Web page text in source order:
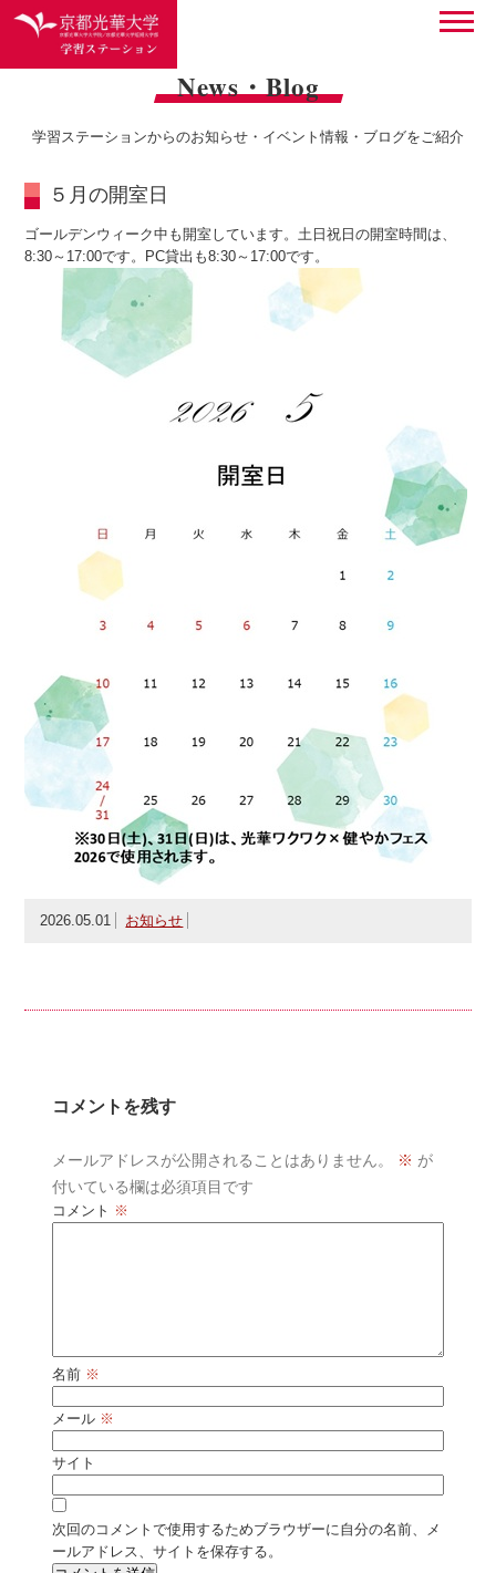
News・Blog
学習ステーションからのお知らせ・イベント情報・ブログをご紹介
５月の開室日
ゴールデンウィーク中も開室しています。土日祝日の開室時間は、
8:30～17:00です。PC貸出も8:30～17:00です。
2026.05.01 お知らせ
コメントを残す
メールアドレスが公開されることはありません。 ※ が
付いている欄は必須項目です
コメント ※
名前 ※
メール ※
サイト
次回のコメントで使用するためブラウザーに自分の名前、メ
ールアドレス、サイトを保存する。